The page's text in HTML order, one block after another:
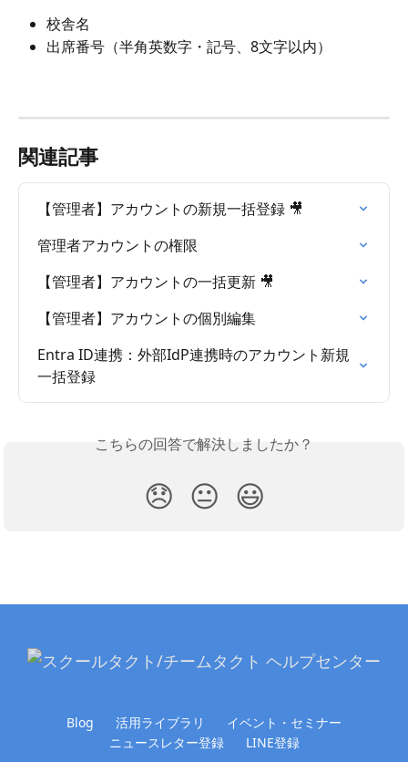
校舎名
出席番号（半角英数字・記号、8文字以内）
関連記事
【管理者】アカウントの新規一括登録 🎥
管理者アカウントの権限
【管理者】アカウントの一括更新 🎥
【管理者】アカウントの個別編集
Entra ID連携：外部IdP連携時のアカウント新規
一括登録
こちらの回答で解決しましたか？
😞 😐 😃
Blog 活用ライブラリ
イベント・セミナー
ニュースレター登録
LINE登録